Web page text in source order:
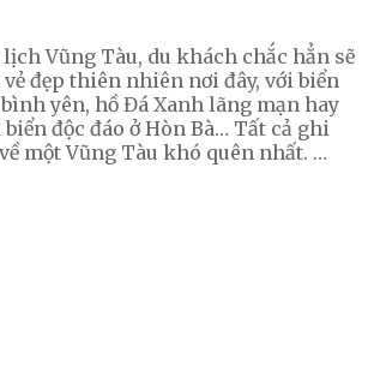
Vũng Tàu, du khách chắc hẳn sẽ
đẹp thiên nhiên nơi đây, với biển
yên, hồ Đá Xanh lãng mạn hay
độc đáo ở Hòn Bà… Tất cả ghi
một Vũng Tàu khó quên nhất. …